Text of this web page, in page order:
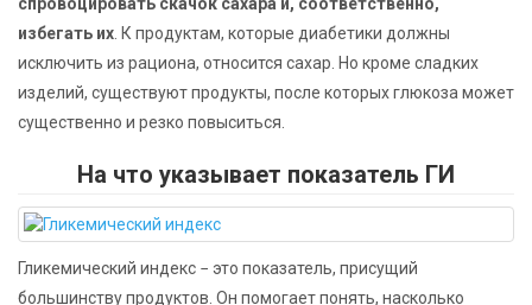
избегать их . К продуктам, которые диабетики должны
исключить из рациона, относится сахар. Но кроме сладких
изделий, существуют продукты, после которых глюкоза может
существенно и резко повыситься.
На что указывает показатель ГИ
Гликемический индекс − это показатель, присущий
большинству продуктов. Он помогает понять, насколько